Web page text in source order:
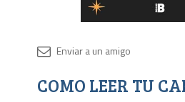
COMO LEER TU